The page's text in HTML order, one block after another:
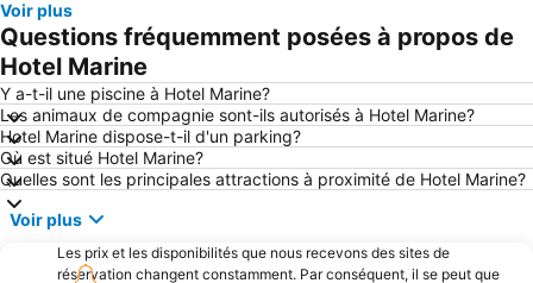
Voir plus
Questions fréquemment posées à propos de
Hotel Marine
Y a-t-il une piscine à Hotel Marine?
Les animaux de compagnie sont-ils autorisés à Hotel Marine?
Hotel Marine dispose-t-il d'un parking?
Où est situé Hotel Marine?
Quelles sont les principales attractions à proximité de Hotel Marine?
Voir plus
Les prix et les disponibilités que nous recevons des sites de
réservation changent constamment. Par conséquent, il se peut que